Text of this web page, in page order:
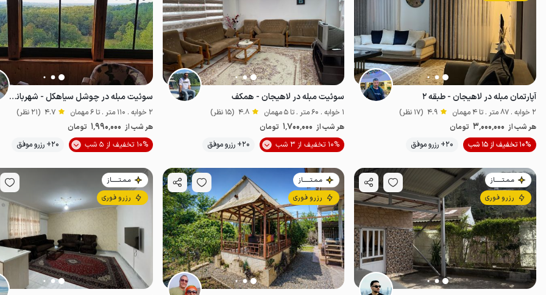
آپارتمان مبله در لاهیجان - طبقه ۲
2 خوابه . 87 متر . تا 4 مهمان 4.9 (17 نظر)
هر شب از 3٬000٬000 تومان
10% تخفیف از 15 شب
20+ رزرو موفق پت‌نواز موقعیت در نقشه
سوئیت مبله در لاهیجان - همکف
1 خوابه . 60 متر . تا 5 مهمان 4.8 (15 نظر)
هر شب از 1٬700٬000 تومان
10% تخفیف از 3 شب
20+ رزرو موفق موقعیت در نقشه
سوئیت مبله در چوشل سیاهکل - شهربانو ۲
2 خوابه . 110 متر . تا 6 مهمان 4.7 (21 نظر)
هر شب از 1٬990٬000 تومان
10% تخفیف از 5 شب
20+ رزرو موفق
مـمـتــــــاز
رزرو فوری
مـمـتــــــاز
رزرو فوری
مـمـتــــــاز
رزرو فوری